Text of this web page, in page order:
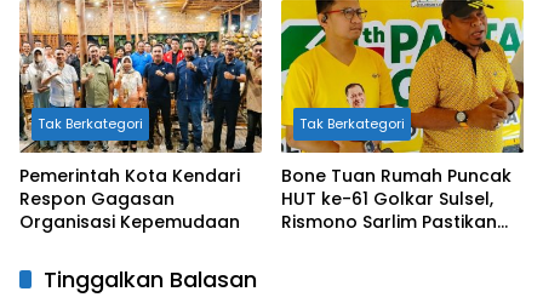
Tak Berkategori
Pemerintah Kota Kendari
Respon Gagasan
Organisasi Kepemudaan
Tak Berkategori
Bone Tuan Rumah Puncak
HUT ke-61 Golkar Sulsel,
Rismono Sarlim Pastikan
Tinggalkan Balasan